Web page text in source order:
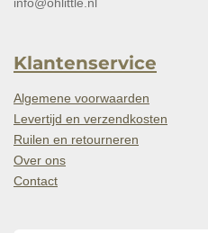
Klantenservice
Algemene voorwaarden
Levertijd en verzendkosten
Ruilen en retourneren
Over ons
Contact